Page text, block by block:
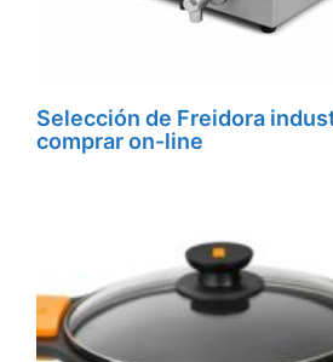
Selección de Freidora
comprar on-line